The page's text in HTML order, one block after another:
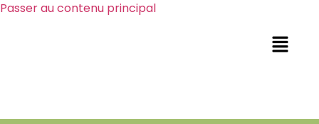
Passer au contenu principal